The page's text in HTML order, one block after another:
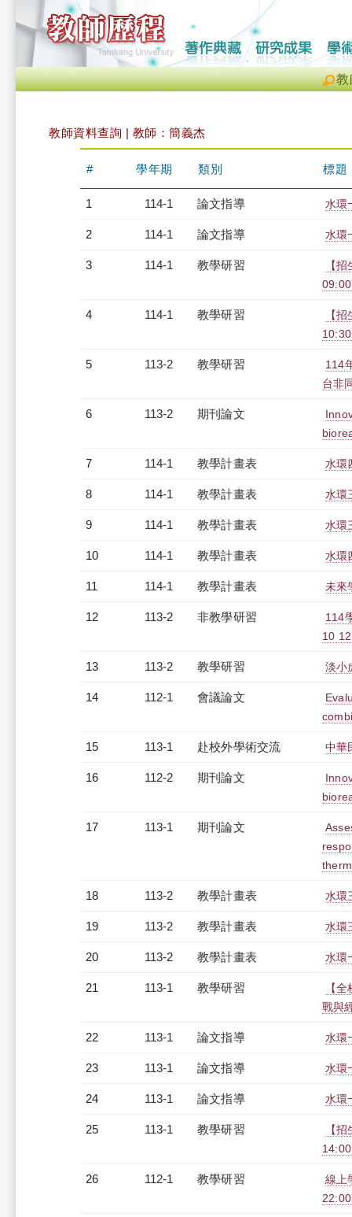
教
教師資料查詢 | 教師：簡義杰
# 學年期 類別 標題
1 114-1 論文指導 水環
2 114-1 論文指導 水環
3 114-1 教學研習
【
4 114-1 教學研習
【
5 113-2 教學研習
114
台非
6 113-2 期刊論文
7 114-1 教學計畫表 水環
8 114-1 教學計畫表 水環
9 114-1 教學計畫表 水環
10 114-1 教學計畫表 水環
11 114-1 教學計畫表 未來
12 113-2 非教學研習
114
10
13 113-2 教學研習 淡小
14 112-1 會議論文
15 113-1 赴校外學術交流 中華
16 112-2 期刊論文
17 113-1 期刊論文
18 113-2 教學計畫表 水環
19 113-2 教學計畫表 水環
20 113-2 教學計畫表 水環
21 113-1 教學研習
【
戰與
22 113-1 論文指導 水環
23 113-1 論文指導 水環
24 113-1 論文指導 水環
25 113-1 教學研習
【
26 112-1 教學研習
線上